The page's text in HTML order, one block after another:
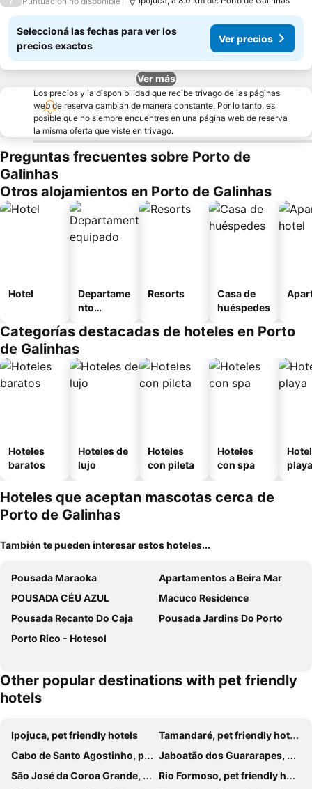
Seleccioná las fechas para ver los
precios exactos
Ver precios
Ver más
Los precios y la disponibilidad que recibe trivago de las páginas
web de reserva cambian de manera constante. Por lo tanto, es
posible que no siempre encuentres en una página web de reserva
la misma oferta que viste en trivago.
Preguntas frecuentes sobre Porto de
Galinhas
Otros alojamientos en Porto de Galinhas
Hotel
Departame
nto
Resorts
Casa de
huéspedes
Categorías destacadas de hoteles en Porto
de Galinhas
Hoteles
baratos
Hoteles de
lujo
Hoteles
con pileta
Hoteles
con spa
playa
Hoteles que aceptan mascotas cerca de
Porto de Galinhas
También te pueden interesar estos hoteles...
Pousada Maraoka
Apartamentos a Beira Mar
POUSADA CÉU AZUL
Macuco Residence
Pousada Recanto Do Caja
Pousada Jardins Do Porto
Porto Rico - Hotesol
Other popular destinations with pet friendly
hotels
Ipojuca, pet friendly hotels
Tamandaré, pet friendly hotels
Cabo de Santo Agostinho, pet friendly hotels
Jaboatão dos Guararapes, pet friendly hotels
São José da Coroa Grande, pet friendly hotels
Rio Formoso, pet friendly hotels